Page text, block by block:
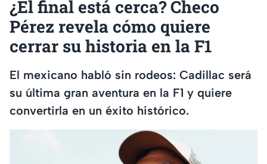
¿El final está cerca? Checo
Pérez revela cómo quiere
cerrar su historia en la F1
El mexicano habló sin rodeos: Cadillac será
su última gran aventura en la F1 y quiere
convertirla en un éxito histórico.